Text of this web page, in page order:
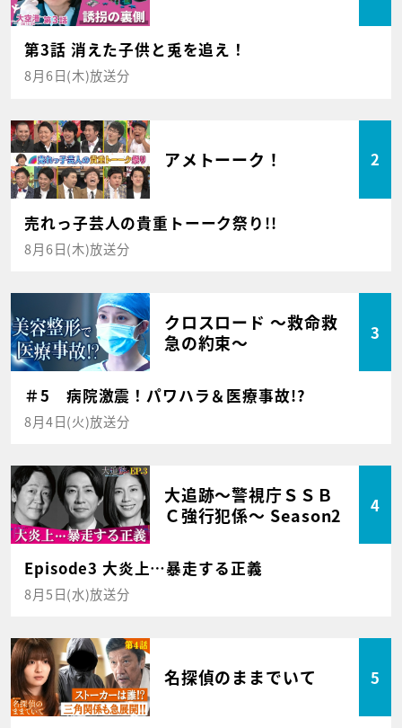
第3話 消えた子供と兎を追え！
8月6日(木)放送分
アメトーーク！ 2
売れっ子芸人の貴重トーーク祭り!!
8月6日(木)放送分
クロスロード ～救命救
急の約束～
3
＃5 病院激震！パワハラ＆医療事故!?
8月4日(火)放送分
大追跡～警視庁ＳＳＢ
Ｃ強行犯係～ Season2
4
Episode3 大炎上…暴走する正義
8月5日(水)放送分
名探偵のままでいて 5